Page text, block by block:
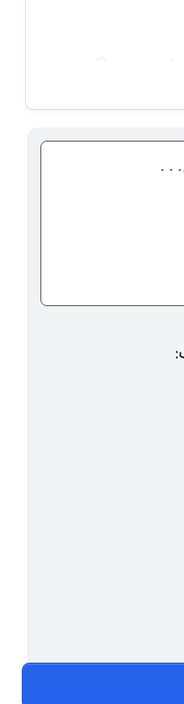
این زبان
در کلاس درس و
کتاب
از:👇
و ضبط شده بر روی